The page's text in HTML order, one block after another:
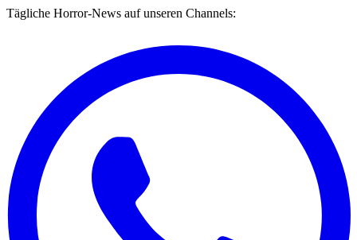
Tägliche Horror-News auf unseren Channels: